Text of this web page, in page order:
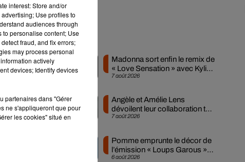
de
un
Musique
7 août 2026
Madonna sort enfin le remix de
« Love Sensation » avec Kylie
Minogue
7 août 2026
Angèle et Amélie Lens
dévoilent leur collaboration tant
attendue
6 août 2026
Pomme emprunte le décor de
l’émission « Loups Garous »
pour son...
interest: Store and/or
Use profiles to
audiences through
to personalise content; Use
fraud, and fix errors;
may process personal
actively
devices; Identify devices
partenaires dans "Gérer
ne s'appliqueront que pour
les cookies" situé en